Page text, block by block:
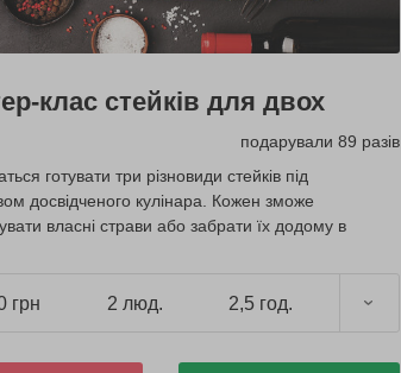
клас стейків для двох
подарували 89 разів
готувати три різновиди стейків під
досвідченого кулінара. Кожен зможе
власні страви або забрати їх додому в
грн 2 люд. 2,5 год.